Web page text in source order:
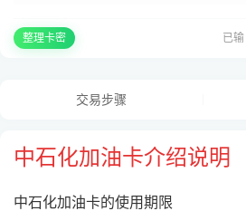
整理卡密 已输
交易步骤
中石化加油卡介绍说明
中石化加油卡的使用期限